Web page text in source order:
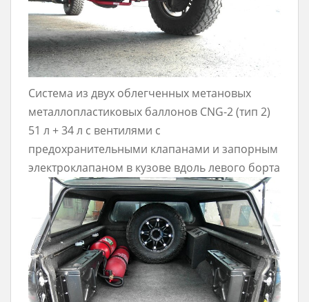
Система из двух облегченных метановых
металлопластиковых баллонов CNG-2 (тип 2)
51 л + 34 л с вентилями с
предохранительными клапанами и запорным
электроклапаном в кузове вдоль левого борта